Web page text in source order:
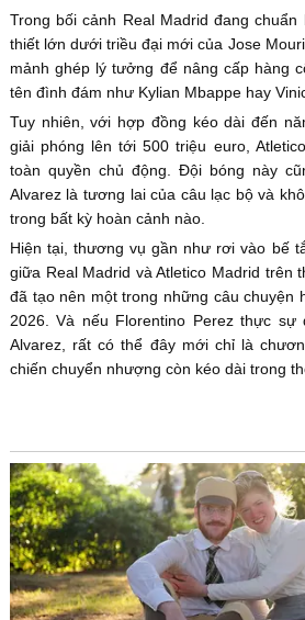
Trong bối cảnh Real Madrid đang
thiết lớn dưới triều đại mới của Jose
mảnh ghép lý tưởng để nâng cấp hàng
tên đình đám như Kylian Mbappe hay
Tuy nhiên, với hợp đồng kéo dài đến
giải phóng lên tới 500 triệu euro,
toàn quyền chủ động. Đội bóng này
Alvarez là tương lai của câu lạc bộ và
trong bất kỳ hoàn cảnh nào.
Hiện tại, thương vụ gần như rơi vào bế
giữa Real Madrid và Atletico Madrid trên
đã tạo nên một trong những câu chuyện
2026. Và nếu Florentino Perez thực
Alvarez, rất có thể đây mới chỉ là
chiến chuyển nhượng còn kéo dài trong